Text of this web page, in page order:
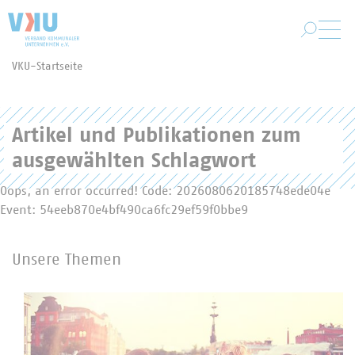
VKU-Startseite
Artikel und Publikationen zum
ausgewählten Schlagwort
Oops, an error occurred! Code: 2026080620185748ede04e
Event: 54eeb870e4bf490ca6fc29ef59f0bbe9
Unsere Themen